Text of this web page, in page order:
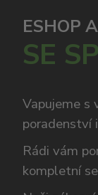
ESHOP
SE
Vapujeme s
poradenství
Rádi vám
kompletní